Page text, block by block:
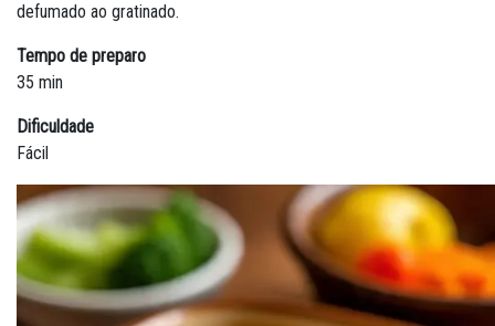
defumado ao gratinado.
Tempo de preparo
35 min
Dificuldade
Fácil